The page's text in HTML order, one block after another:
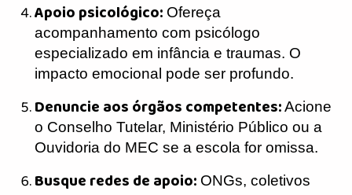
Apoio psicológico: Ofereça
acompanhamento com psicólogo
especializado em infância e traumas. O
impacto emocional pode ser profundo.
Denuncie aos órgãos competentes:Acione
o Conselho Tutelar, Ministério Público ou a
Ouvidoria do MEC se a escola for omissa.
Busque redes de apoio: ONGs, coletivos